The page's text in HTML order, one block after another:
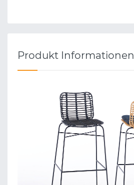
Produkt Informationen